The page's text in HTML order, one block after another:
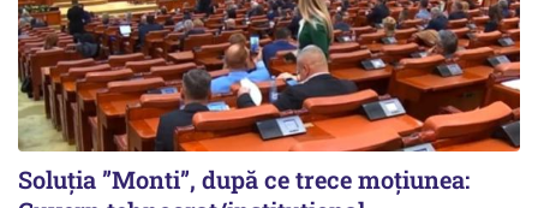
Soluția ”Monti”, după ce trece moțiunea: